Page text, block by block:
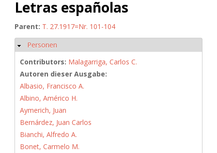
Letras españolas
Parent: T. 27.1917=Nr. 101-104
Hide
Personen
Contributors: Malagarriga, Carlos C.
Autoren dieser Ausgabe:
Albasio, Francisco A.
Albino, Américo H.
Aymerich, Juan
Bernárdez, Juan Carlos
Bianchi, Alfredo A.
Bonet, Carmelo M.